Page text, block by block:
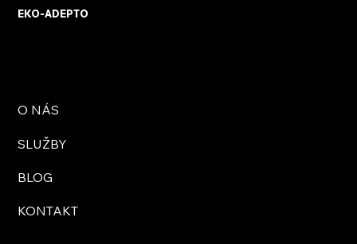
EKO-ADEPTO
O NÁS
SLUŽBY
BLOG
KONTAKT